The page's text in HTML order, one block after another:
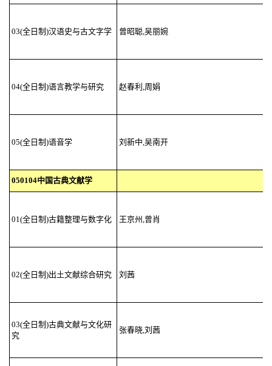
03(全日制)汉语史与古文字学 曾昭聪,吴丽婉
04(全日制)语言教学与研究 赵春利,周娟
05(全日制)语音学 刘新中,吴南开
050104中国古典文献学
01(全日制)古籍整理与数字化 王京州,曾肖
02(全日制)出土文献综合研究 刘茜
03(全日制)古典文献与文化研
究
张春晓,刘茜